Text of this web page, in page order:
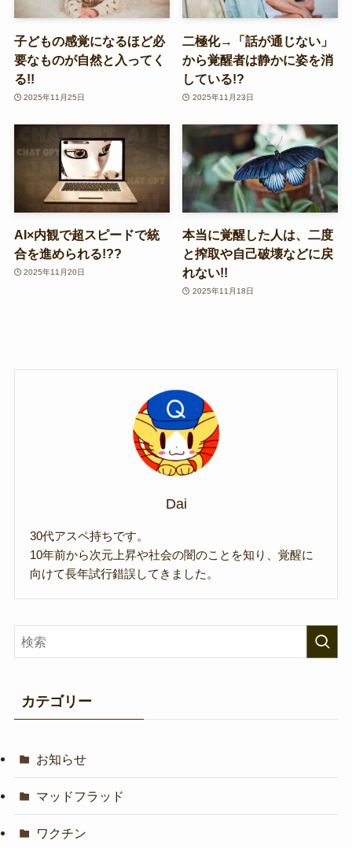
子どもの感覚になるほど必
要なものが自然と入ってく
る!!
2025年11月25日
二極化→「話が通じない」
から覚醒者は静かに姿を消
している!?
2025年11月23日
AI×内観で超スピードで統
合を進められる!??
2025年11月20日
本当に覚醒した人は、二度
と搾取や自己破壊などに戻
れない!!
2025年11月18日
Dai
30代アスペ持ちです。
10年前から次元上昇や社会の闇のことを知り、覚醒に
向けて長年試行錯誤してきました。
カテゴリー
お知らせ
マッドフラッド
ワクチン